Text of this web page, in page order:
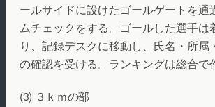
ールサイドに設けたゴールゲートを通
ムチェックをする。ゴールした選手は
り、記録デスクに移動し、氏名・所属
の確認を受ける。ランキングは総合で
(3) ３ｋｍの部